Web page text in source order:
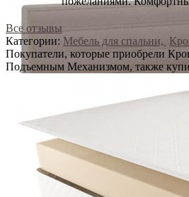
Все отзывы
Категории: Мебель для спальни,
Покупатели, которые приобрели
Подъемным Механизмом, также